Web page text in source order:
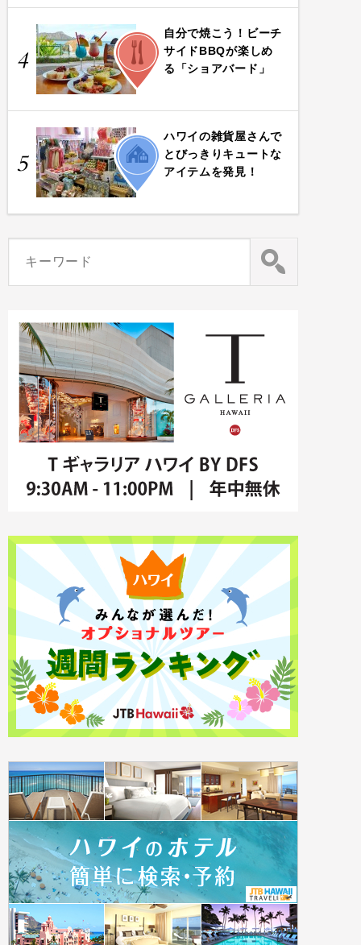
4
FOOD
自分で焼こう！ビーチ
サイドBBQが楽しめ
る「ショアバード」
5
LIFE
ハワイの雑貨屋さんで
とびっきりキュートな
アイテムを発見！